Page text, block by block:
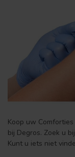
Koop uw
bij Degros. Zoek u
Kunt u iets niet